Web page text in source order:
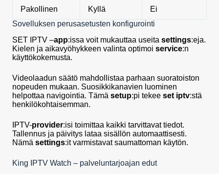
Pakollinen Kyllä
Ei
Sovelluksen perusasetusten konfigurointi
SET IPTV –app:issa voit mukauttaa useita settings:eja.
Kielen ja aikavyöhykkeen valinta optimoi service:n
käyttökokemusta.
Videolaadun säätö mahdollistaa parhaan suoratoiston
nopeuden mukaan. Suosikkikanavien luominen
helpottaa navigointia. Tämä setup:pi tekee set iptv:stä
henkilökohtaisemman.
IPTV-provider:isi toimittaa kaikki tarvittavat tiedot.
Tallennus ja päivitys lataa sisällön automaattisesti.
Nämä settings:it varmistavat saumattoman käytön.
King IPTV Watch – palveluntarjoajan edut